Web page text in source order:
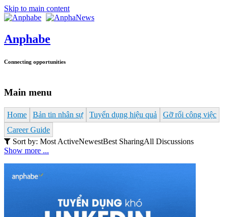
Skip to main content
Anphabe
Connecting opportunities
Main menu
Home Bản tin nhân sự Tuyển dụng hiệu quả
Gỡ rối công việc
Career Guide
Sort by: Most ActiveNewestBest SharingAll Discussions
Show more ...